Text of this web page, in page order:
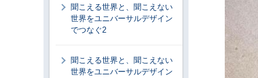
聞こえる世界と、聞こえない
世界をユニバーサルデザイン
でつなぐ2
聞こえる世界と、聞こえない
世界をユニバーサルデザイン